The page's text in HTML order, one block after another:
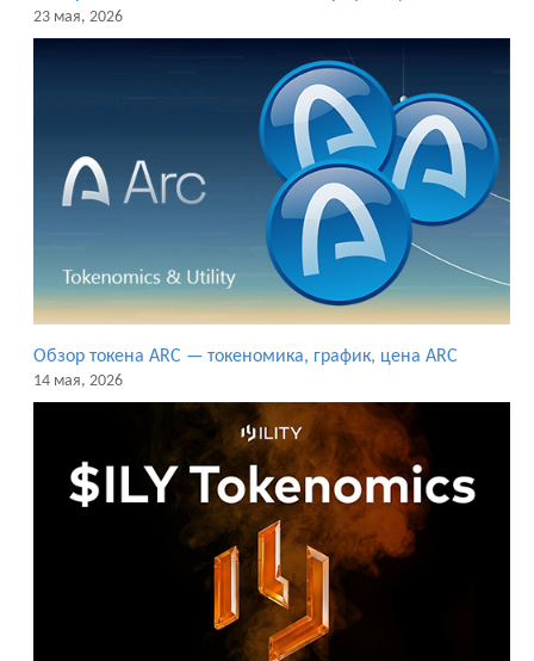
23 мая, 2026
Обзор токена ARC — токеномика, график, цена ARC
14 мая, 2026